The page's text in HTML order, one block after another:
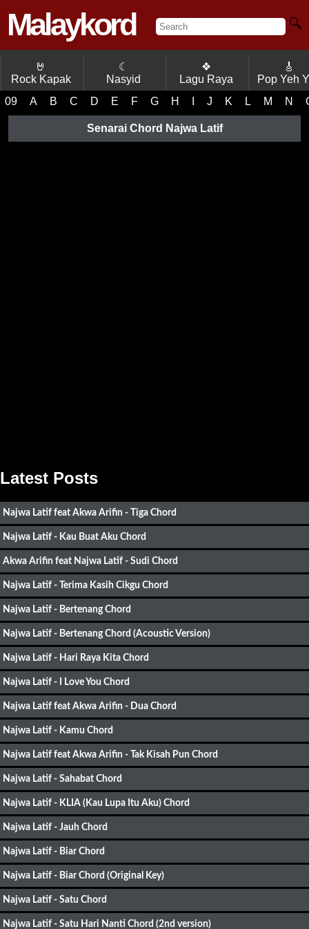
Malaykord 🔍
🤘
Rock Kapak
☾
Nasyid
❖
Lagu Raya
🎸
Pop Yeh
09
A B C D E F G H J K L M N
Senarai Chord Najwa Latif
Latest Posts
Najwa Latif feat Akwa Arifin - Tiga Chord
Najwa Latif - Kau Buat Aku Chord
Akwa Arifin feat Najwa Latif - Sudi Chord
Najwa Latif - Terima Kasih Cikgu Chord
Najwa Latif - Bertenang Chord
Najwa Latif - Bertenang Chord (Acoustic Version)
Najwa Latif - Hari Raya Kita Chord
Najwa Latif - I Love You Chord
Najwa Latif feat Akwa Arifin - Dua Chord
Najwa Latif - Kamu Chord
Najwa Latif feat Akwa Arifin - Tak Kisah Pun Chord
Najwa Latif - Sahabat Chord
Najwa Latif - KLIA (Kau Lupa Itu Aku) Chord
Najwa Latif - Jauh Chord
Najwa Latif - Biar Chord
Najwa Latif - Biar Chord (Original Key)
Najwa Latif - Satu Chord
Najwa Latif - Satu Hari Nanti Chord (2nd version)